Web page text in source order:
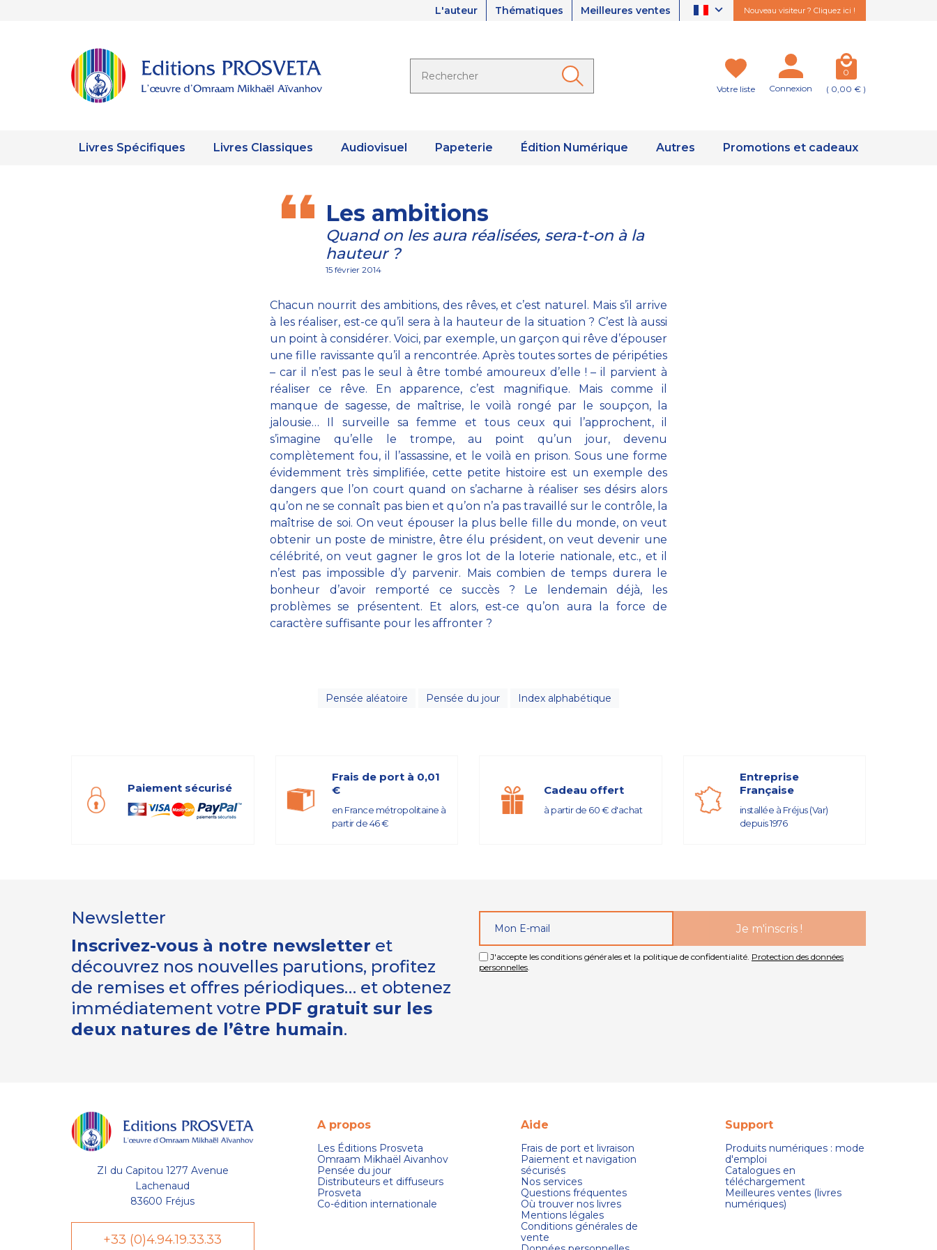
L'auteur Thématiques Meilleures ventes Nouveau visiteur ? Cliquez ici !
Votre liste Connexion
0
( 0,00 € )
Livres Spécifiques Livres Classiques Audiovisuel Papeterie Édition Numérique Autres Promotions et cadeaux
Les ambitions
Quand on les aura réalisées, sera-t-on à la
hauteur ?
15 février 2014
Chacun nourrit des ambitions, des rêves, et c’est naturel. Mais s’il arrive
à les réaliser, est-ce qu’il sera à la hauteur de la situation ? C’est là aussi
un point à considérer. Voici, par exemple, un garçon qui rêve d’épouser
une fille ravissante qu’il a rencontrée. Après toutes sortes de péripéties
– car il n’est pas le seul à être tombé amoureux d’elle ! – il parvient à
réaliser ce rêve. En apparence, c’est magnifique. Mais comme il
manque de sagesse, de maîtrise, le voilà rongé par le soupçon, la
jalousie… Il surveille sa femme et tous ceux qui l’approchent, il
s’imagine qu’elle le trompe, au point qu’un jour, devenu
complètement fou, il l’assassine, et le voilà en prison. Sous une forme
évidemment très simplifiée, cette petite histoire est un exemple des
dangers que l’on court quand on s’acharne à réaliser ses désirs alors
qu’on ne se connaît pas bien et qu’on n’a pas travaillé sur le contrôle, la
maîtrise de soi. On veut épouser la plus belle fille du monde, on veut
obtenir un poste de ministre, être élu président, on veut devenir une
célébrité, on veut gagner le gros lot de la loterie nationale, etc., et il
n’est pas impossible d’y parvenir. Mais combien de temps durera le
bonheur d’avoir remporté ce succès ? Le lendemain déjà, les
problèmes se présentent. Et alors, est-ce qu’on aura la force de
caractère suffisante pour les affronter ?
Pensée aléatoire Pensée du jour Index alphabétique
Paiement sécurisé
Frais de port à 0,01
€
en France métropolitaine à
partir de 46 €
Cadeau offert
à partir de 60 € d'achat
Entreprise
Française
installée à Fréjus (Var)
depuis 1976
Newsletter
Inscrivez-vous à notre newsletter et
découvrez nos nouvelles parutions, profitez
de remises et offres périodiques… et obtenez
immédiatement votre PDF gratuit sur les
deux natures de l’être humain.
J'accepte les conditions générales et la politique de confidentialité. Protection des données
personnelles.
ZI du Capitou 1277 Avenue
Lachenaud
83600 Fréjus
+33 (0)4.94.19.33.33
A propos
Les Éditions Prosveta
Omraam Mikhaël Aivanhov
Pensée du jour
Distributeurs et diffuseurs
Prosveta
Co-édition internationale
Aide
Frais de port et livraison
Paiement et navigation
sécurisés
Nos services
Questions fréquentes
Où trouver nos livres
Mentions légales
Conditions générales de
vente
Support
Produits numériques : mode
d'emploi
Catalogues en
téléchargement
Meilleures ventes (livres
numériques)